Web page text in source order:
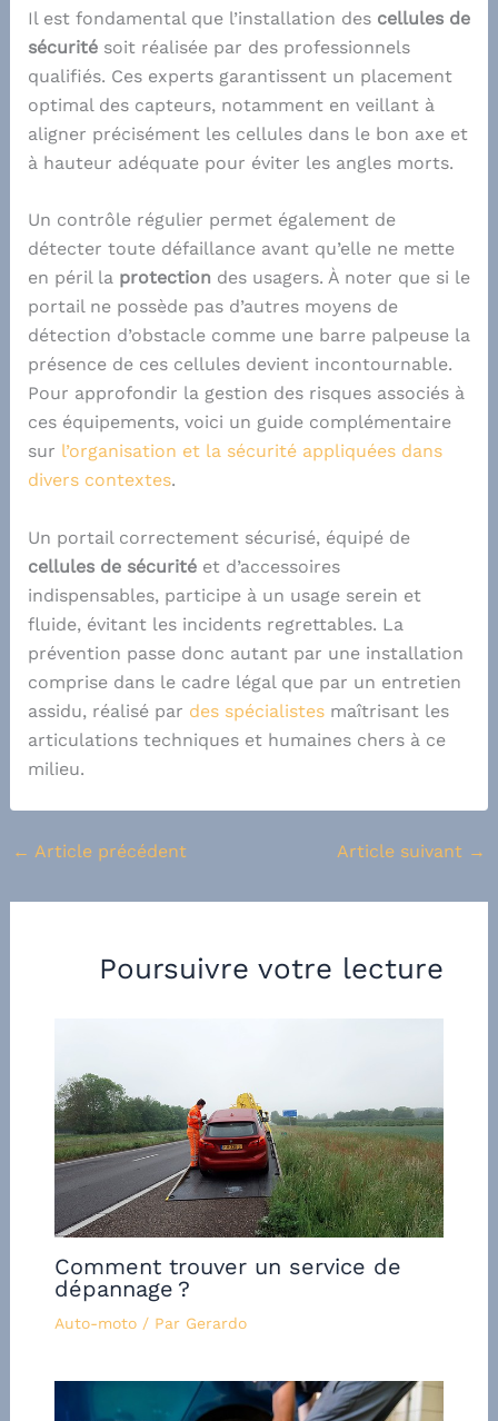
Il est fondamental que l’installation des cellules de
sécuritésoit réalisée par des professionnels
qualifiés. Ces experts garantissent un placement
optimal des capteurs, notamment en veillant à
aligner précisément les cellules dans le bon axe et
à hauteur adéquate pour éviter les angles morts.
Un contrôle régulier permet également de
détecter toute défaillance avant qu’elle ne mette
en péril la protection des usagers. À noter que si le
portail ne possède pas d’autres moyens de
détection d’obstacle comme une barre palpeuse la
présence de ces cellules devient incontournable.
Pour approfondir la gestion des risques associés à
ces équipements, voici un guide complémentaire
sur l’organisation et la sécurité appliquées dans
divers contextes.
Un portail correctement sécurisé, équipé de
cellules de sécuritéet d’accessoires
indispensables, participe à un usage serein et
fluide, évitant les incidents regrettables. La
prévention passe donc autant par une installation
comprise dans le cadre légal que par un entretien
assidu, réalisé par des spécialistesmaîtrisant les
articulations techniques et humaines chers à ce
milieu.
← Article précédent Article suivant →
Poursuivre votre lecture
Comment trouver un service de
dépannage ?
Auto-moto/ Par Gerardo